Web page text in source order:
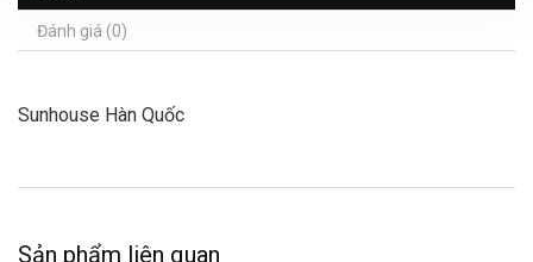
Đánh giá (0)
Sunhouse Hàn Quốc
Sản phẩm liên quan